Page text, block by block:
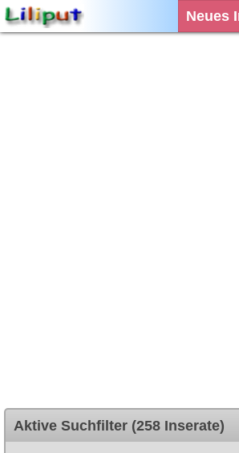
Neues
Aktive Suchfilter (258 Inserate)